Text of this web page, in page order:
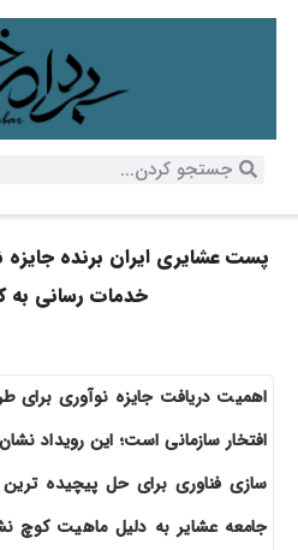
پست عشایری ایران برنده جایزه
خدمات رسانی به
اهمیت دریافت جایزه نوآوری برای
افتخار سازمانی است؛ این رویداد نشان
سازی فناوری برای حل پیچیده
جامعه عشایر به دلیل ماهیت کوچ